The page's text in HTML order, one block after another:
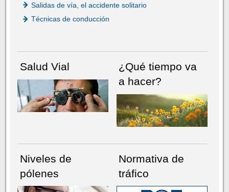
Salidas de vía, el accidente solitario
Técnicas de conducción
Salud Vial
¿Qué tiempo va
a hacer?
Niveles de
pólenes
Normativa de
tráfico